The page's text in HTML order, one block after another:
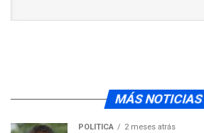
MÁS NOTICIAS
POLÍTICA 2 meses atrás